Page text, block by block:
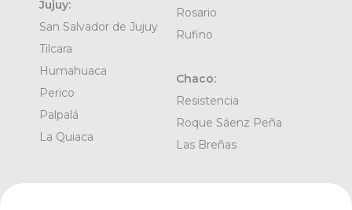
Jujuy:
San Salvador de Jujuy
Tilcara
Humahuaca
Perico
Palpalá
La Quiaca
Rosario
Rufino
Chaco:
Resistencia
Roque Sáenz Peña
Las Breñas